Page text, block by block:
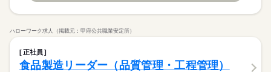
ハローワーク求人（掲載元：甲府公共職業安定所）
正社員
食品製造リーダー（品質管理・工程管理）